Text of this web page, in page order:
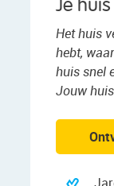
Je
Het huis
hebt,
huis snel
Jouw